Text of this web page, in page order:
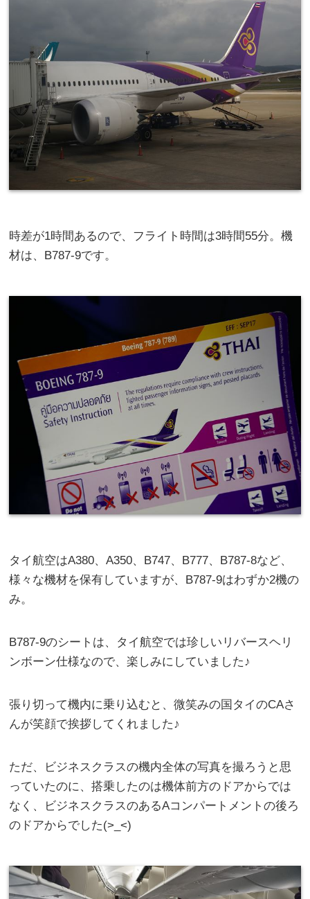
時差が1時間あるので、フライト時間は3時間55分。機
材は、B787-9です。
タイ航空はA380、A350、B747、B777、B787-8など、
様々な機材を保有していますが、B787-9はわずか2機の
み。
B787-9のシートは、タイ航空では珍しいリバースヘリ
ンボーン仕様なので、楽しみにしていました♪
張り切って機内に乗り込むと、微笑みの国タイのCAさ
んが笑顔で挨拶してくれました♪
ただ、ビジネスクラスの機内全体の写真を撮ろうと思
っていたのに、搭乗したのは機体前方のドアからでは
なく、ビジネスクラスのあるAコンパートメントの後ろ
のドアからでした(>_<)